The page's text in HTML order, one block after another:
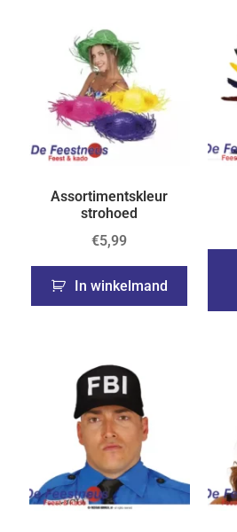
Assortimentskleur
strohoed
€5,99
In winkelmand